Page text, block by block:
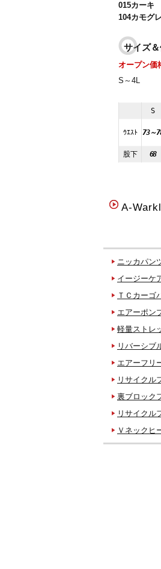
015カーキ
104カモグ
サイズ
オープン価
S～4L
S
ｳｴｽﾄ 73～
股下
68
A-
ニッカパン
イージーケ
ＴＣカーゴ
エアーポン
軽量ストレ
リバーシブ
エアーフリ
リサイクル
裏ブロック
リサイクル
Ｖネックヒ